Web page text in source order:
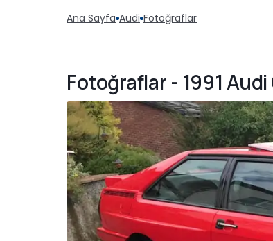
Ana Sayfa Audi Fotoğraflar
Fotoğraflar - 1991